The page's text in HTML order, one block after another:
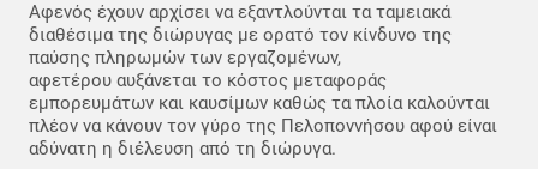
Αφενός έχουν αρχίσει να εξαντλούνται τα ταμειακά
διαθέσιμα της διώρυγας με ορατό τον κίνδυνο της
παύσης πληρωμών των εργαζομένων,
αφετέρου αυξάνεται το κόστος μεταφοράς
εμπορευμάτων και καυσίμων καθώς τα πλοία καλούνται
πλέον να κάνουν τον γύρο της Πελοποννήσου αφού είναι
αδύνατη η διέλευση από τη διώρυγα.